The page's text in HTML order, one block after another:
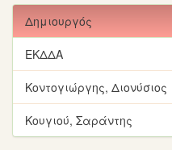
Δημιουργός
ΕΚΔΔΑ
Κοντογιώργης, Διονύσιος
Κουγιού, Σαράντης